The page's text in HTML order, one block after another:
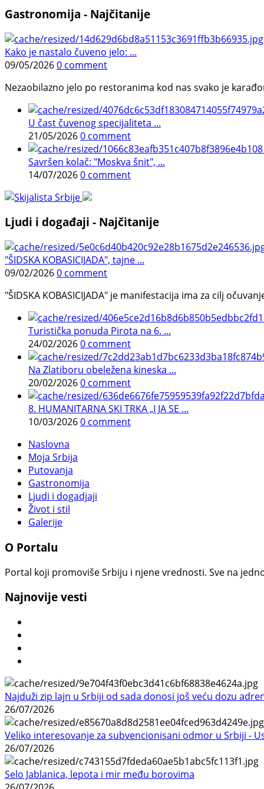
Gastronomija - Najčitanije
Kako je nastalo čuveno jelo: ...
09/05/20260 comment
Nezaobilazno jelo po restoranima kod nas svako je
U čast čuvenog specijaliteta ...
21/05/20260 comment
Savršen kolač: "Moskva šnit", ...
14/07/20260 comment
Ljudi i događaji - Najčitanije
"ŠIDSKA KOBASICIJADA", tajne ...
09/02/20260 comment
"ŠIDSKA KOBASICIJADA" je manifestacija ima za cilj
Turistička ponuda Pirota na 6. ...
24/02/20260 comment
Na Zlatiboru obeležena kineska ...
20/02/20260 comment
8. HUMANITARNA SKI TRKA „I JA SE ...
10/03/20260 comment
Naslovna
Moja Srbija
Putovanja
Gastronomija
Ljudi i dogadjaji
Život i stil
Galerije
O Portalu
Portal koji promoviše Srbiju i njene vrednosti. Sve na
Najnovije vesti
Najduži zip lajn u Srbiji od sada donosi još veću dozu
26/07/2026
Veliko interesovanje za subvencionisani odmor u Srbiji -
26/07/2026
Selo Jablanica, lepota i mir među borovima